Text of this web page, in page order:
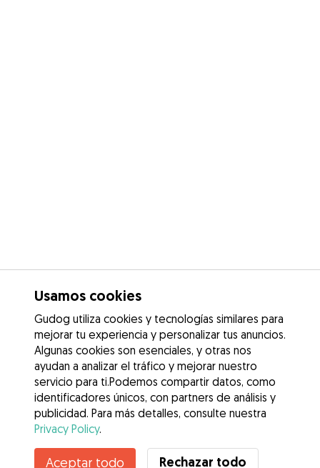
Contacta con Marina
Usamos cookies
Gudog utiliza cookies y tecnologías similares para
mejorar tu experiencia y personalizar tus anuncios.
Algunas cookies son esenciales, y otras nos
ayudan a analizar el tráfico y mejorar nuestro
servicio para ti.Podemos compartir datos, como
identificadores únicos, con partners de análisis y
publicidad. Para más detalles, consulte nuestra
Privacy Policy.
Aceptar todo Rechazar todo